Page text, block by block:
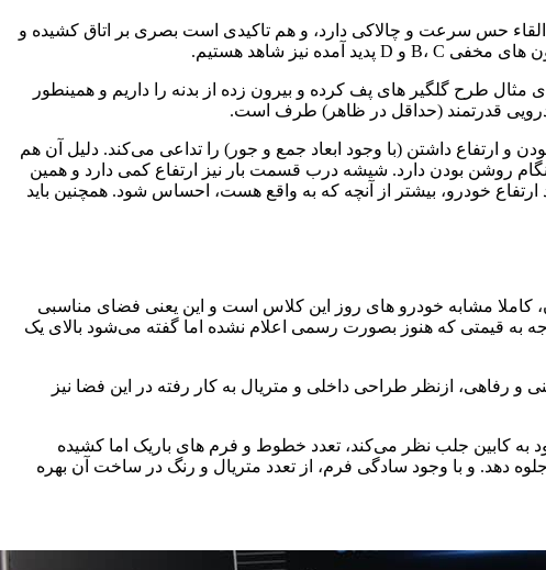
حس سرعت و چالاکی دارد، و هم تاکیدی است بصری بر اتاق کشیده و
مثال طرح گلگیر های پف کرده و بیرون زده از بدنه را داریم و همینطور
که شاید بیش از هر چیز حس پهن بودن و ارتفاع داشتن (با وجود ابعاد جمع و جور) را تداعی می‌کند. دلیل آن هم
روشن بودن دارد. شیشه درب قسمت بار نیز ارتفاع کمی دارد و همین
خودرو، بیشتر از آنچه که به واقع هست، احساس شود. همچنین باید
۲۶۷۰ میلیمتر سوار است. در واقع تناسبات کُلی آن، کاملا مشابه خودرو های روز این کلاس است و این یعنی فضای مناسبی
و تکنولوژی تیگو ۷ پرو جلب نظر خواهد کرد که البته با توجه به قیمتی که هنوز بصورت رسمی اعلام نشده اما گفته می‌شود بالای یک
و رفاهی، ازنظر طراحی داخلی و متریال به کار رفته در این فضا نیز
متداد یافته در افق دارد، در کابین تیگو ۷ پرو نیز آنچه که در بدو ورود به کابین جلب نظر می‌کند، تعدد خطوط و فرم های باریک اما کشیده
دهد. و با وجود سادگی فرم، از تعدد متریال و رنگ در ساخت آن بهره